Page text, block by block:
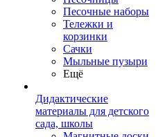
Песочные наборы
Тележки и
корзинки
Сачки
Мыльные пузыри
Ещё
Дидактические
материалы для детского
сада, школы